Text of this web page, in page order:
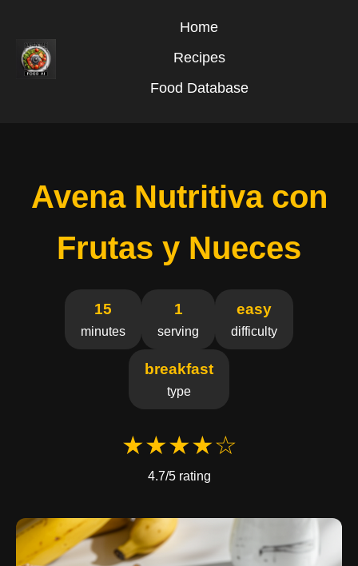
Home
Recipes
Food Database
Avena Nutritiva con
Frutas y Nueces
15
minutes
1
serving
easy
difficulty
breakfast
type
★★★★☆
4.7/5 rating